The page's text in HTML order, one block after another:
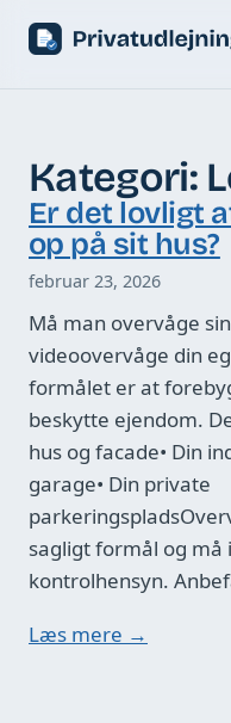
Kategori:
Er det lovligt
op på sit hus?
februar 23, 2026
Må man overvåge
videoovervåge din
formålet er at
beskytte ejendom.
hus og facade• Din
garage• Din private
sagligt formål og må
kontrolhensyn.
Læs mere →